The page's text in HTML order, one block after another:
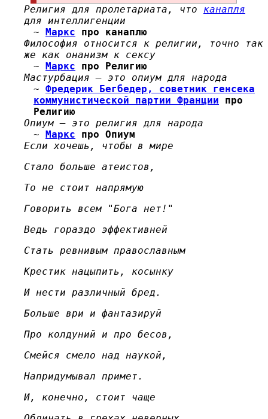
Религия для пролетариата, что канапля
для интеллигенции
~ Маркс про канаплю
Философия относится к религии, точно так
же как онанизм к сексу
~ Маркс про Религию
Мастурбация — это опиум для народа
~ Фредерик Бегбедер, советник генсека
коммунистической партии Франции про
Религию
Опиум — это религия для народа
~ Маркс про Опиум
Если хочешь, чтобы в мире
Стало больше атеистов,
То не стоит напрямую
Говорить всем "Бога нет!"
Ведь гораздо эффективней
Стать ревнивым православным
Крестик нацыпить, косынку
И нести различный бред.
Больше ври и фантазируй
Про колдуний и про бесов,
Смейся смело над наукой,
Напридумывал примет.
И, конечно, стоит чаще